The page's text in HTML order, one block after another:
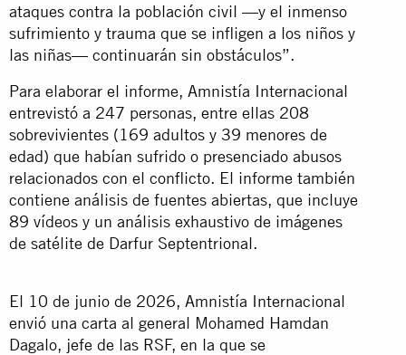
ataques contra la población civil —y el inmenso
sufrimiento y trauma que se infligen a los niños y
las niñas— continuarán sin obstáculos”.
Para elaborar el informe, Amnistía Internacional
entrevistó a 247 personas, entre ellas 208
sobrevivientes (169 adultos y 39 menores de
edad) que habían sufrido o presenciado abusos
relacionados con el conflicto. El informe también
contiene análisis de fuentes abiertas, que incluye
89 vídeos y un análisis exhaustivo de imágenes
de satélite de Darfur Septentrional.
El 10 de junio de 2026, Amnistía Internacional
envió una carta al general Mohamed Hamdan
Dagalo, jefe de las RSF, en la que se